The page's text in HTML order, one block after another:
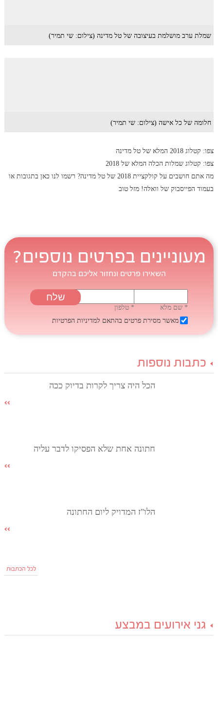
שמלת ערב מושלמת בעיצובה של טל מדינה (צילום: שי תמיר)
חלומה של כל אישה (צילום: שי תמיר)
צפו: קטלוג 2018 המלא של טל מדינה
צפו: קטלוג שמלות הכלה המלא של 2018
מה אתם חושבים על קולקציית 2018 של טל מדינה? רשמו לנו כאן בתגובות או
בעמוד הפייסבוק של וואלה! מזל טוב
מעוניינים בפרטים נוספים?
השאירו פרטים ונחזור אליכם בהקדם
* שם מלא
* טלפון
מאשר מסירת פרטים בהתאם למדיניות הפרטיות
כתבות נוספות
הכל היה צריך לקרות בדיוק ככה
חתונה אחת שלא הפסיקו לדבר עליה
הלו"ז המדויק ליום החתונה
לכל הכתבות
גני אירועים במבצע